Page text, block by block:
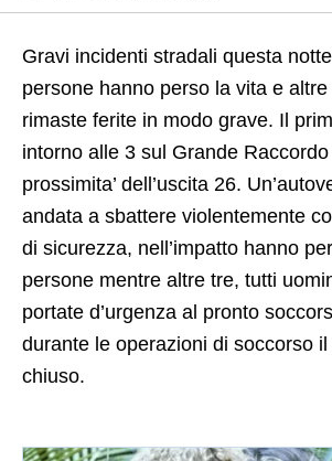
Gravi incidenti stradali questa
persone hanno perso la vita e
rimaste ferite in modo grave. Il
intorno alle 3 sul Grande
prossimita’ dell’uscita 26.
andata a sbattere violentemente
di sicurezza, nell’impatto hanno
persone mentre altre tre, tutti
portate d’urgenza al pronto
durante le operazioni di soccorso il
chiuso.